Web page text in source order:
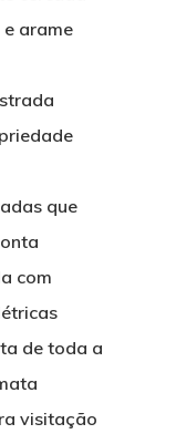
arame
que
com
de toda a
visitação